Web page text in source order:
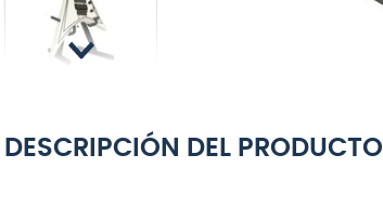
DESCRIPCIÓN DEL PRODUCTO